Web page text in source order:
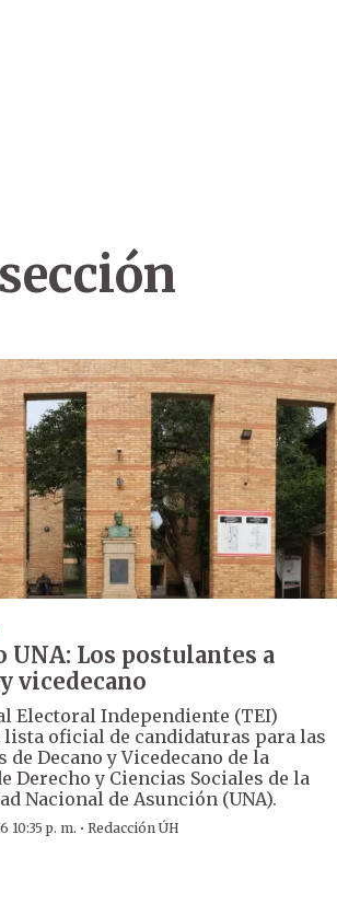
UNA: Los postulantes a
vicedecano
Electoral Independiente (TEI)
oficial de candidaturas para las
de Decano y Vicedecano de la
Derecho y Ciencias Sociales de la
Nacional de Asunción (UNA).
10:35 p. m. ·Redacción ÚH